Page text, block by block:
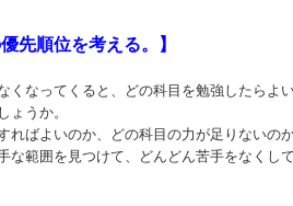
先順位を考える。】
くなってくると、どの科目を勉強したらよ
ょうか。
ればよいのか、どの科目の力が足りないの
な範囲を見つけて、どんどん苦手をなくし